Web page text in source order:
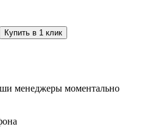
Купить в 1 клик
менеджеры моментально